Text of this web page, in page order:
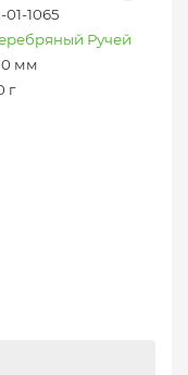
01-1065
Ручей
мм
г